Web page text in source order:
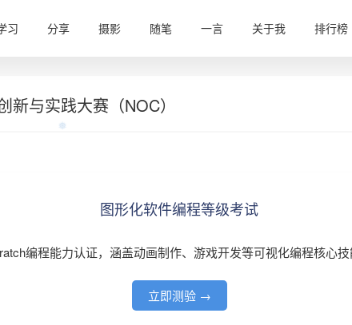
习 分享 摄影 随笔 一言 关于我 排行榜
与实践大赛（NOC）
图形化软件编程等级考试
编程能力认证，涵盖动画制作、游戏开发等可视化编程核心技
立即测验 →